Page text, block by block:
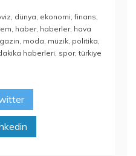
, dünya, ekonomi,finans,
, haber, haberler, hava
, moda, müzik, politika,
haberleri, spor,türkiye